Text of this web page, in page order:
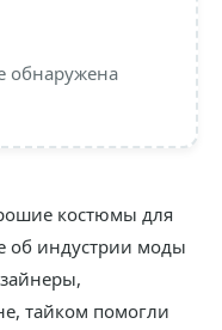
обнаружена
костюмы для
об индустрии моды
тайком помогли